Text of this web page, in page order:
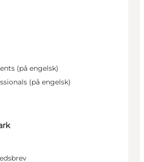
(på engelsk)
(på engelsk)